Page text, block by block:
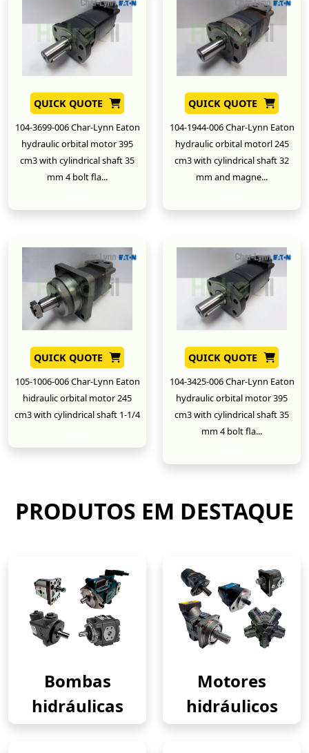
QUICK QUOTE
104-3699-006 Char-Lynn Eaton
hydraulic orbital motor 395
cm3 with cylindrical shaft 35
mm 4 bolt fla...
QUICK QUOTE
104-1944-006 Char-Lynn Eaton
hydraulic orbital motorl 245
cm3 with cylindrical shaft 32
mm and magne...
QUICK QUOTE
105-1006-006 Char-Lynn Eaton
hidraulic orbital motor 245
cm3 with cylindrical shaft 1-1/4
QUICK QUOTE
104-3425-006 Char-Lynn Eaton
hydraulic orbital motor 395
cm3 with cylindrical shaft 35
mm 4 bolt fla...
PRODUTOS EM DESTAQUE
Bombas
hidráulicas
Motores
hidráulicos